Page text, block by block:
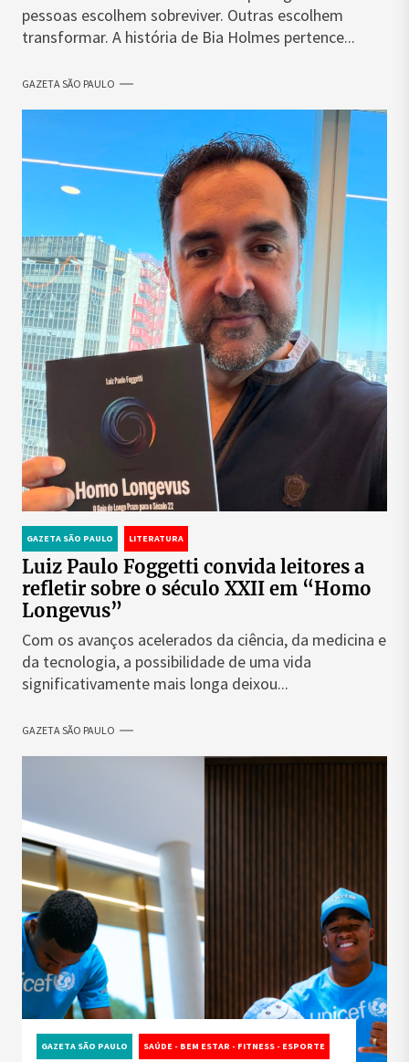
pessoas escolhem sobreviver. Outras escolhem
transformar. A história de Bia Holmes pertence...
GAZETA SÃO PAULO
GAZETA SÃO PAULO LITERATURA
Luiz Paulo Foggetti convida leitores a
refletir sobre o século XXII em “Homo
Longevus”
Com os avanços acelerados da ciência, da medicina e
da tecnologia, a possibilidade de uma vida
significativamente mais longa deixou...
GAZETA SÃO PAULO
GAZETA SÃO PAULO SAÚDE - BEM ESTAR - FITNESS - ESPORTE